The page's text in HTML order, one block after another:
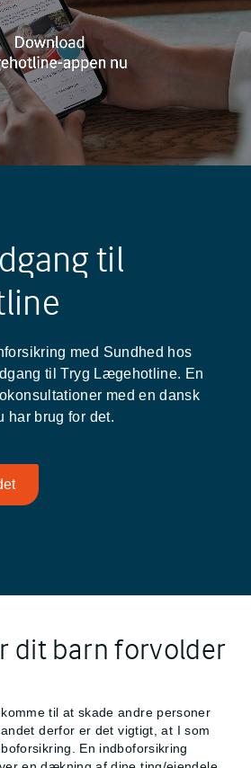
til
med Sundhed hos
til Tryg Lægehotline. En
med en dansk
har brug for det.
dit barn forvolder
til at skade andre personer
derfor er det vigtigt, at I som
En indboforsikring